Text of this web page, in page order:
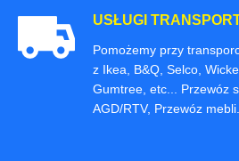
USŁUGI
Pomożemy przy
z Ikea, B&Q, Selco,
Gumtree, etc... Przewóz
AGD/RTV, Przewóz mebli.